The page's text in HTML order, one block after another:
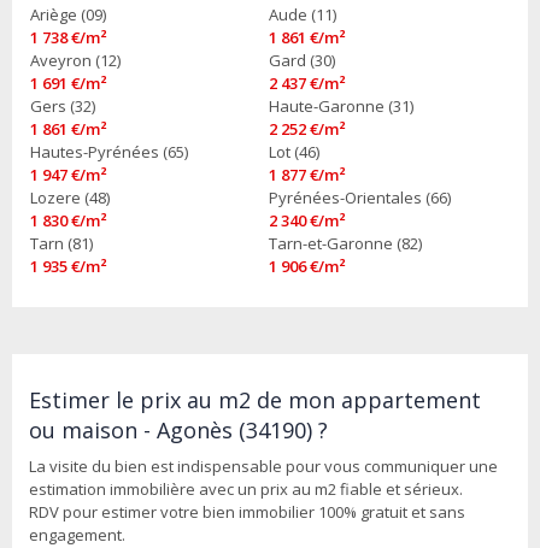
Ariège (09)
1 738 €/m²
Aude (11)
1 861 €/m²
Aveyron (12)
1 691 €/m²
Gard (30)
2 437 €/m²
Gers (32)
1 861 €/m²
Haute-Garonne (31)
2 252 €/m²
Hautes-Pyrénées (65)
1 947 €/m²
Lot (46)
1 877 €/m²
Lozere (48)
1 830 €/m²
Pyrénées-Orientales (66)
2 340 €/m²
Tarn (81)
1 935 €/m²
Tarn-et-Garonne (82)
1 906 €/m²
Estimer le prix au m2 de mon appartement
ou maison - Agonès (34190) ?
La visite du bien est indispensable pour vous communiquer une
estimation immobilière avec un prix au m2 fiable et sérieux.
RDV pour estimer votre bien immobilier 100% gratuit et sans
engagement.